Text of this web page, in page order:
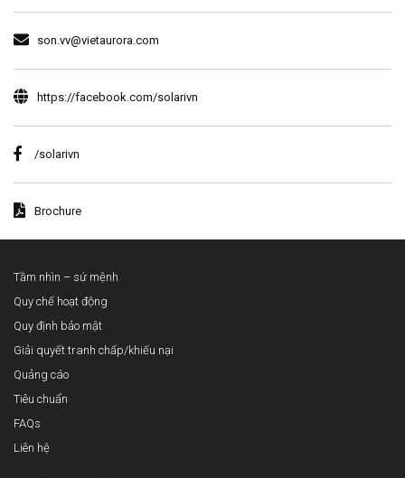
son.vv@vietaurora.com
https://facebook.com/solarivn
/solarivn
Brochure
Tầm nhìn – sứ mệnh
Quy chế hoạt động
Quy định bảo mật
Giải quyết tranh chấp/khiếu nại
Quảng cáo
Tiêu chuẩn
FAQs
Liên hệ